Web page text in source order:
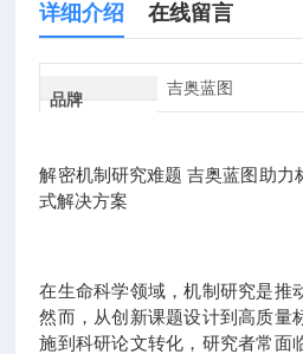
详细介绍 在线留言
品牌
吉奥蓝图
解密机制研究难题 吉奥蓝图助力
式解决方案
在生命科学领域，机制研究是推
然而，从创新课题设计到高质量
施到科研论文转化，研究者常面